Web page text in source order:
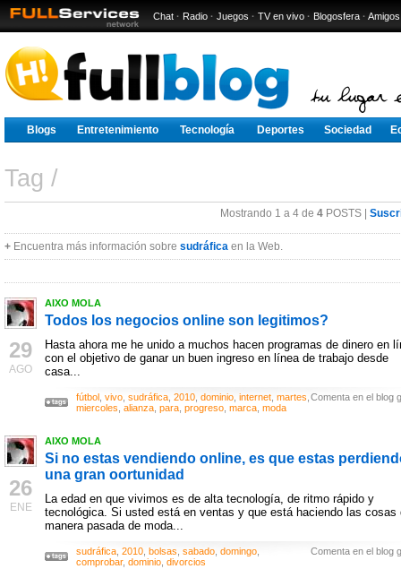
Chat · Radio · Juegos · TV en vivo · Blogosfera · Amigos
Blogs Entretenimiento Tecnología Deportes Sociedad
Tag /
Mostrando 1 a 4 de 4 POSTS |
+ Encuentra más información sobre sudráfica en la Web.
29
AGO
AIXO MOLA
Todos los negocios online son legitimos?
Hasta ahora me he unido a muchos hacen programas de dinero en
con el objetivo de ganar un buen ingreso en línea de trabajo desde
casa...
Comenta en el blog
fútbol vivo sudráfica 2010 dominio internet martes
miercoles alianza para progreso marca moda
26
ENE
AIXO MOLA
Si no estas vendiendo online, es que estas
una gran oortunidad
La edad en que vivimos es de alta tecnología, de ritmo rápido y
tecnológica. Si usted está en ventas y que está haciendo las cosas
manera pasada de moda...
Comenta en el blog
sudráfica 2010 bolsas sabado domingo
comprobar, dominio divorcios